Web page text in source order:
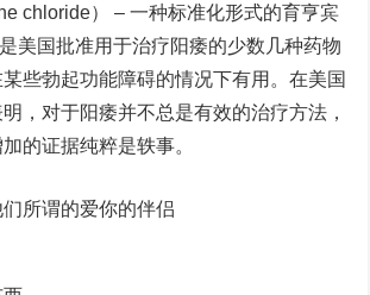
chloride） – 一种标准化形式的育亨宾
美国批准用于治疗阳痿的少数几种药物
些勃起功能障碍的情况下有用。在美国
，对于阳痿并不总是有效的治疗方法，
的证据纯粹是轶事。